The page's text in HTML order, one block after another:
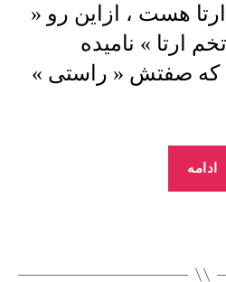
هست ، ازاین رو «
ارتا » نامیده
که صفتش « راستی »
ادامه
–